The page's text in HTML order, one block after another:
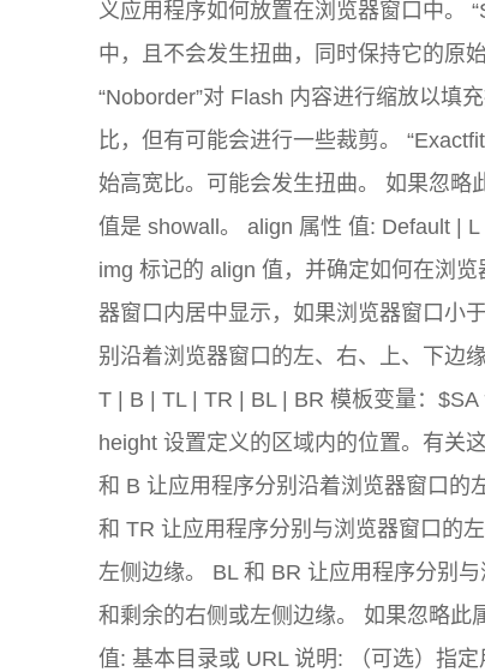
义应用程序如何放置在浏览器窗口中。
中，且不会发生扭曲，同时保持它的原
“Noborder”对 Flash 内容进行缩放以填
比，但有可能会进行一些裁剪。
始高宽比。可能会发生扭曲。 如果忽略
值是 showall。 align 属性 值: Default |
img 标记的 align 值，并确定如何在浏
器窗口内居中显示，如果浏览器窗口小
别沿着浏览器窗口的左、右、上、下边
T | B | TL | TR | BL | BR 模板变量：
height 设置定义的区域内的位置。有关
和 B 让应用程序分别沿着浏览器窗口的
和 TR 让应用程序分别与浏览器窗口的
左侧边缘。 BL 和 BR 让应用程序分别
和剩余的右侧或左侧边缘。 如果忽略此
值: 基本目录或 URL 说明: （可选）指